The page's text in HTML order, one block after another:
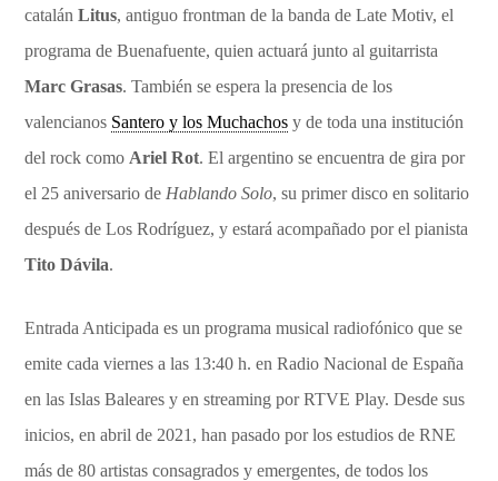
catalánLitus, antiguo frontman de la banda de Late Motiv, el
programa de Buenafuente, quien actuará junto al guitarrista
Marc Grasas. También se espera la presencia de los
valencianos Santero y los Muchachos y de toda una institución
del rock como Ariel Rot. El argentino se encuentra de gira por
el 25 aniversario de Hablando Solo, su primer disco en solitario
después de Los Rodríguez, y estará acompañado por el pianista
Tito Dávila.
Entrada Anticipada es un programa musical radiofónico que se
emite cada viernes a las 13:40 h. en Radio Nacional de España
en las Islas Baleares y en streaming por RTVE Play. Desde sus
inicios, en abril de 2021, han pasado por los estudios de RNE
más de 80 artistas consagrados y emergentes, de todos los